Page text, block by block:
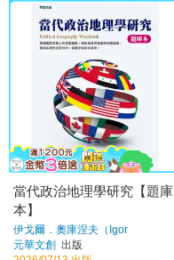
當代政治地理學研究【題庫
本】
伊戈爾．奧庫涅夫（Igor
Okunev）、莉迪婭．日爾諾娃
元華文創 出版